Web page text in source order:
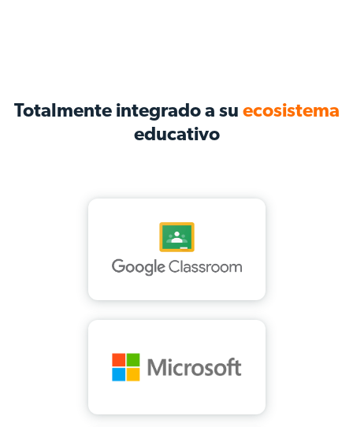
Totalmente integrado a su ecosistema
educativo